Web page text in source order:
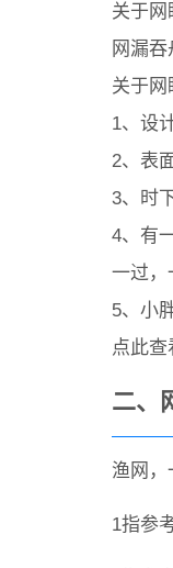
关于网
网漏
关于网
1、设
2、表
3、时
4、有
一过，
5、小
点此
二、
渔网，
1指参